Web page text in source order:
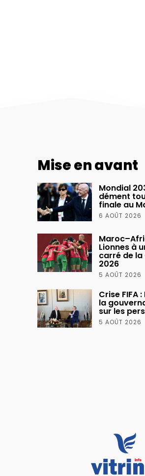
Mise en avant
Mondial
dément
finale au
6 AOÛT 2026
Lionnes à
carré de la
2026
5 AOÛT 2026
Crise FIFA
la
sur les
5 AOÛT 2026